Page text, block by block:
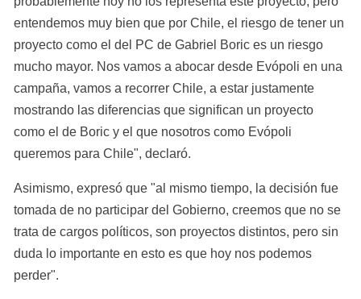
entendemos muy bien que por Chile, el riesgo de tener un
proyecto como el del PC de Gabriel Boric es un riesgo
mucho mayor. Nos vamos a abocar desde Evópoli en una
campaña, vamos a recorrer Chile, a estar justamente
mostrando las diferencias que significan un proyecto
como el de Boric y el que nosotros como Evópoli
queremos para Chile", declaró.
Asimismo, expresó que "al mismo tiempo, la decisión fue
tomada de no participar del Gobierno, creemos que no se
trata de cargos políticos, son proyectos distintos, pero sin
duda lo importante en esto es que hoy nos podemos
perder".